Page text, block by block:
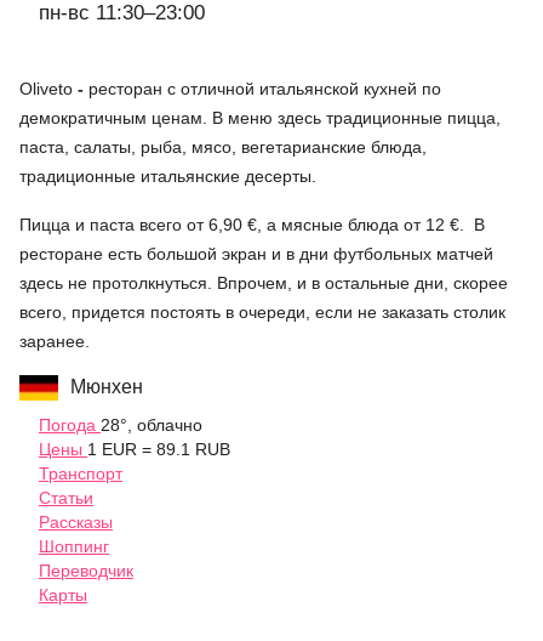
пн-вс 11:30–23:00
Oliveto - ресторан с отличной итальянской кухней по
демократичным ценам. В меню здесь традиционные пицца,
паста, салаты, рыба, мясо, вегетарианские блюда,
традиционные итальянские десерты.
Пицца и паста всего от 6,90 €, а мясные блюда от 12 €. В
ресторане есть большой экран и в дни футбольных матчей
здесь не протолкнуться. Впрочем, и в остальные дни, скорее
всего, придется постоять в очереди, если не заказать столик
заранее.
Мюнхен
Погода 28°, облачно
Цены 1 EUR = 89.1 RUB
Транспорт
Статьи
Рассказы
Шоппинг
Переводчик
Карты